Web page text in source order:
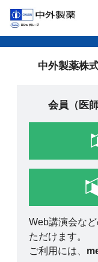
中外製薬株
会員（医
Web講演会な
ただけます。
ご利用には、